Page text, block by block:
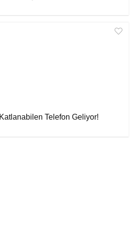
Telefon Geliyor!